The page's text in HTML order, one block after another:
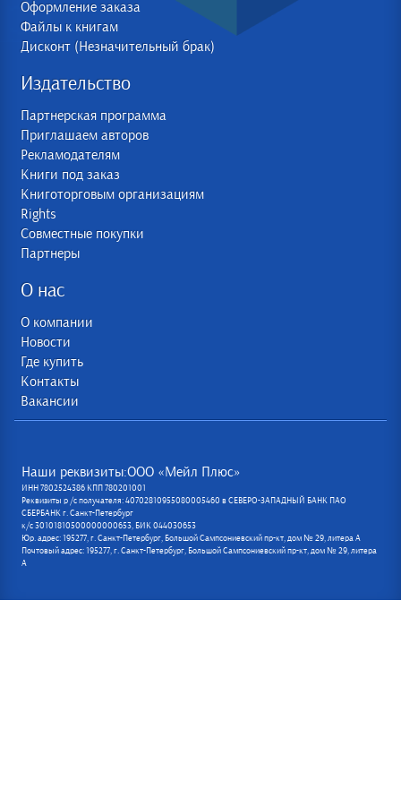
Оформление заказа
Файлы к книгам
Дисконт (Незначительный брак)
Издательство
Партнерская программа
Приглашаем авторов
Рекламодателям
Книги под заказ
Книготорговым организациям
Rights
Совместные покупки
Партнеры
О нас
О компании
Новости
Где купить
Контакты
Вакансии
Наши реквизиты:ООО «Мейл Плюс»
ИНН 7802524386 КПП 780201001
Реквизиты р /с получателя: 40702810955080005460 в СЕВЕРО-ЗАПАДНЫЙ БАНК ПАО
СБЕРБАНК г. Санкт-Петербург
к/с 30101810500000000653, БИК 044030653
Юр. адрес: 195277, г. Санкт-Петербург, Большой Сампсониевский пр-кт, дом № 29, литера А
Почтовый адрес: 195277, г. Санкт-Петербург, Большой Сампсониевский пр-кт, дом № 29, литера
А